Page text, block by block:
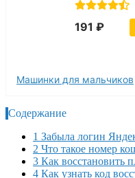
191 ₽
Машинки для мальчиков
Содержание
1 Забыла логин
2 Что такое номер
3 Как восстановить
4 Как узнать код